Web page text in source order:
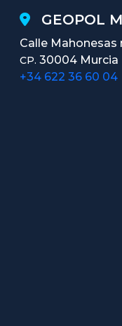
GEOPOL
Calle Mahonesas
CP. 30004 Murcia
+34 622 36 60 04